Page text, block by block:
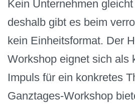
Kein Unternehmen
deshalb gibt es beim
kein Einheitsformat. Der
Workshop eignet sich als
Impuls für ein konkretes
Ganztages-Workshop